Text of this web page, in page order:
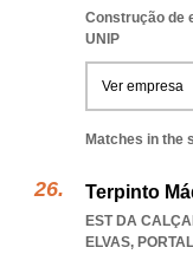
Construção de
UNIP
Ver empresa
Matches in the
Terpinto
EST DA
ELVAS,